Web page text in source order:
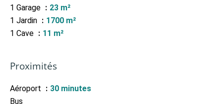
1 Garage
23 m²
1 Jardin
1700 m²
1 Cave
11 m²
Proximités
Aéroport
30 minutes
Bus